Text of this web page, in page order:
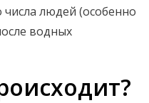
людей (особенно
водных